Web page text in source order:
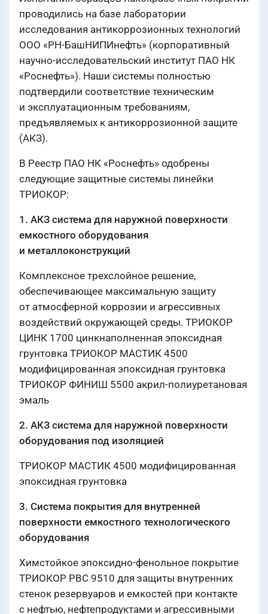
проводились на базе лаборатории
исследования антикоррозионных технологий
ООО «РН-БашНИПИнефть» (корпоративный
научно-исследовательский институт ПАО НК
«Роснефть»). Наши системы полностью
подтвердили соответствие техническим
и эксплуатационным требованиям,
предъявляемых к антикоррозионной защите
(АКЗ).
В Реестр ПАО НК «Роснефть» одобрены
следующие защитные системы линейки
ТРИОКОР:
1. АКЗ система для наружной поверхности
емкостного оборудования
и металлоконструкций
Комплексное трехслойное решение,
обеспечивающее максимальную защиту
от атмосферной коррозии и агрессивных
воздействий окружающей среды. ТРИОКОР
ЦИНК 1700 цинкнаполненная эпоксидная
грунтовка ТРИОКОР МАСТИК 4500
модифицированная эпоксидная грунтовка
ТРИОКОР ФИНИШ 5500 акрил-полиуретановая
эмаль
2. АКЗ система для наружной поверхности
оборудования под изоляцией
ТРИОКОР МАСТИК 4500 модифицированная
эпоксидная грунтовка
3. Система покрытия для внутренней
поверхности емкостного технологического
оборудования
Химстойкое эпоксидно-фенольное покрытие
ТРИОКОР РВС 9510 для защиты внутренних
стенок резервуаров и емкостей при контакте
с нефтью, нефтепродуктами и агрессивными